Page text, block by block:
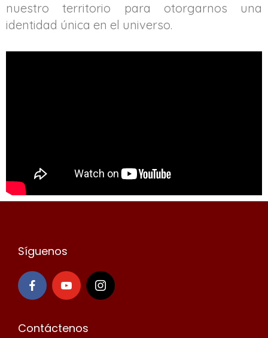
nuestro territorio para otorgarnos una
identidad única en el universo.
Síguenos
Contáctenos